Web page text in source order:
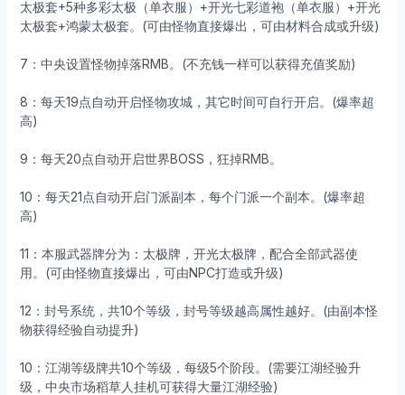
太极套+5种多彩太极（单衣服）+开光七彩道袍（单衣服）+开光
太极套+鸿蒙太极套。(可由怪物直接爆出，可由材料合成或升级)
7：中央设置怪物掉落RMB。(不充钱一样可以获得充值奖励)
8：每天19点自动开启怪物攻城，其它时间可自行开启。(爆率超
高)
9：每天20点自动开启世界BOSS，狂掉RMB。
10：每天21点自动开启门派副本，每个门派一个副本。(爆率超
高)
11：本服武器牌分为：太极牌，开光太极牌，配合全部武器使
用。(可由怪物直接爆出，可由NPC打造或升级)
12：封号系统，共10个等级，封号等级越高属性越好。(由副本怪
物获得经验自动提升)
10：江湖等级牌共10个等级，每级5个阶段。(需要江湖经验升
级，中央市场稻草人挂机可获得大量江湖经验)